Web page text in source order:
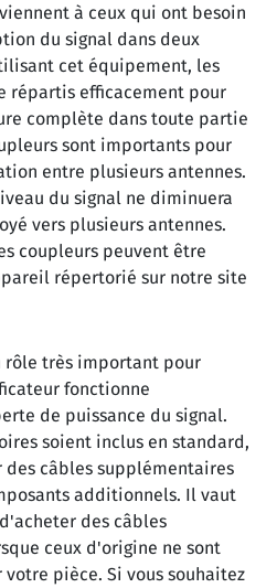
à ceux qui ont besoin
du signal dans deux
cet équipement, les
répartis efficacement pour
complète dans toute partie
sont importants pour
entre plusieurs antennes.
du signal ne diminuera
vers plusieurs antennes.
coupleurs peuvent être
répertorié sur notre site
rôle très important pour
fonctionne
de puissance du signal.
soient inclus en standard,
des câbles supplémentaires
additionnels. Il vaut
des câbles
ceux d'origine ne sont
votre pièce. Si vous souhaitez